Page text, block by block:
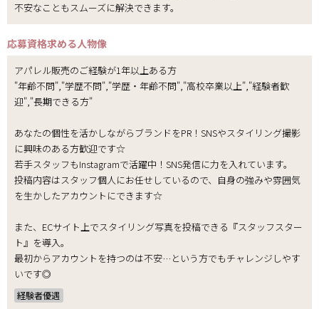
不安なこともスムーズに解決できます。
応募資格求める人物像
アパレル販売のご経験が1年以上ある方
"年齢不問","学歴不問","学歴・年齢不問","高校卒業以上","経験者歓
迎","長期できる方"
あなたの個性を活かしながらブランドをPR！SNSやスタイリング撮影
に興味のある方歓迎です☆
若手スタッフもInstagramで活躍中！SNS発信に力を入れています。
投稿内容はスタッフ個人にお任せしているので、自身の強みや雰囲気
を生かしたアカウントにできます☆
また、ECサイト上でスタイリング写真を投稿できる『スタッフスター
ト』を導入。
最初からアカウントを持つのは不安…という方でもチャレンジしやす
いです◎
経験者優遇